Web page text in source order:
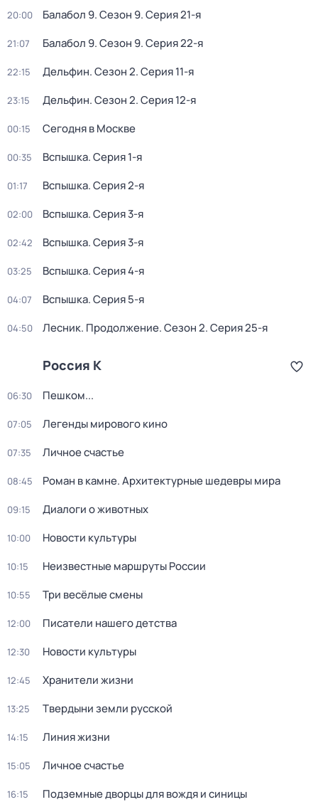
20:00 Балабол 9. Сезон 9. Серия 21-я
21:07 Балабол 9. Сезон 9. Серия 22-я
22:15 Дельфин. Сезон 2. Серия 11-я
23:15 Дельфин. Сезон 2. Серия 12-я
00:15 Сегодня в Москве
00:35 Вспышка. Серия 1-я
01:17 Вспышка. Серия 2-я
02:00 Вспышка. Серия 3-я
02:42 Вспышка. Серия 3-я
03:25 Вспышка. Серия 4-я
04:07 Вспышка. Серия 5-я
04:50 Лесник. Продолжение. Сезон 2. Серия 25-я
Россия К
06:30 Пешком...
07:05 Легенды мирового кино
07:35 Личное счастье
08:45 Роман в камне. Архитектурные шедевры мира
09:15 Диалоги о животных
10:00 Новости культуры
10:15 Неизвестные маршруты России
10:55 Три весёлые смены
12:00 Писатели нашего детства
12:30 Новости культуры
12:45 Хранители жизни
13:25 Твердыни земли русской
14:15 Линия жизни
15:05 Личное счастье
16:15 Подземные дворцы для вождя и синицы